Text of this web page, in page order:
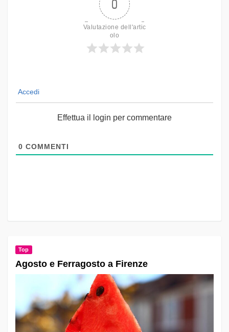
0
Valutazione dell'artic
olo
Accedi
Effettua il login per commentare
0 COMMENTI
Top
Agosto e Ferragosto a Firenze